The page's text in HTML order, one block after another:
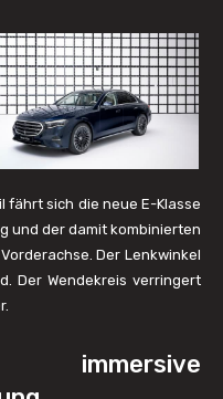
fährt sich die neue E-Klasse
und der damit kombinierten
Der Lenkwinkel
Der Wendekreis verringert
immersive